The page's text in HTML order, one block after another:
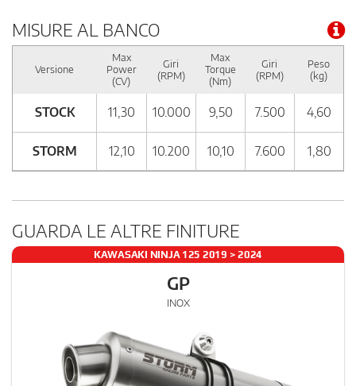
MISURE AL BANCO
Versione
Max
Power
(CV)
Giri
(RPM)
Max
Torque
(Nm)
Giri
(RPM)
Peso
(kg)
STOCK 11,30 10.000 9,50 7.500 4,60
STORM 12,10 10.200 10,10 7.600 1,80
GUARDA LE ALTRE FINITURE
KAWASAKI NINJA 125 2019 > 2024
GP
INOX